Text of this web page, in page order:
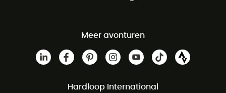
Meer avonturen
Hardloop International